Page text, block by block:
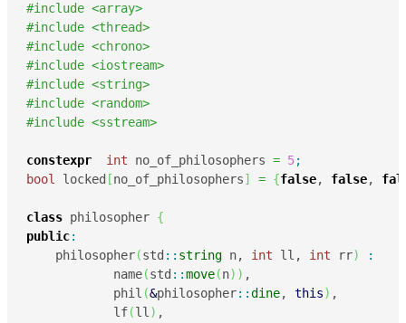
#include <array>
#include <thread>
#include <chrono>
#include <iostream>
#include <string>
#include <random>
#include <sstream>
constexpr int no_of_philosophers = 5;
bool
locked [no_of_philosophers] = {false, false,
class philosopher {
public:
    philosopher
(std :: string n, int ll, int rr)
:
            name
(std ::move(n) ) ,
            phil
(&philosopher::dine, this) ,
            lf
(ll ) ,